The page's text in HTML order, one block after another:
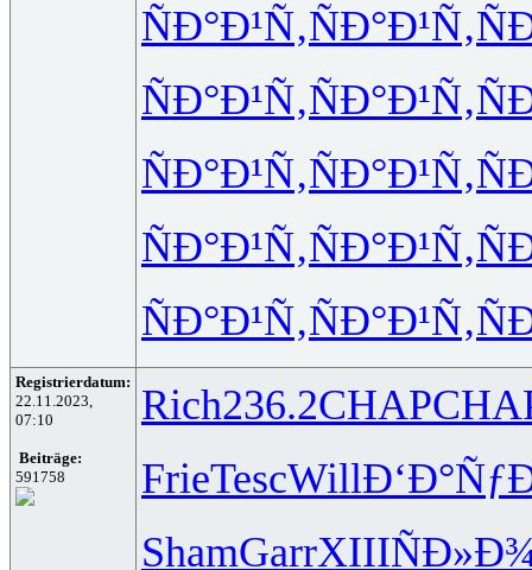
ÑÐ°Ð¹Ñ‚ÑÐ°Ð¹Ñ‚
ÑÐ°Ð¹Ñ‚ÑÐ°Ð¹Ñ‚
ÑÐ°Ð¹Ñ‚ÑÐ°Ð¹Ñ‚
ÑÐ°Ð¹Ñ‚ÑÐ°Ð¹Ñ‚
ÑÐ°Ð¹Ñ‚ÑÐ°Ð¹Ñ‚
Registrierdatum:
22.11.2023,
07:10
Beiträge:
591758
Rich236.2CHAP
FrieTescWill
ShamGarrXIII